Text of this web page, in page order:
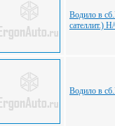
Водило в
сателлит.)
Водило в